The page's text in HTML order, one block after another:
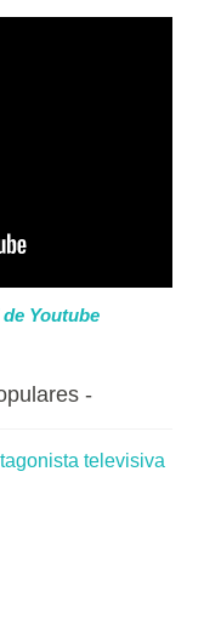
Youtube
televisiva